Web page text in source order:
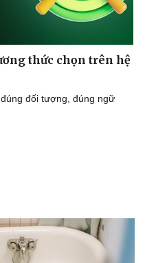
thức chọn trên hệ
đối tượng, đúng ngữ